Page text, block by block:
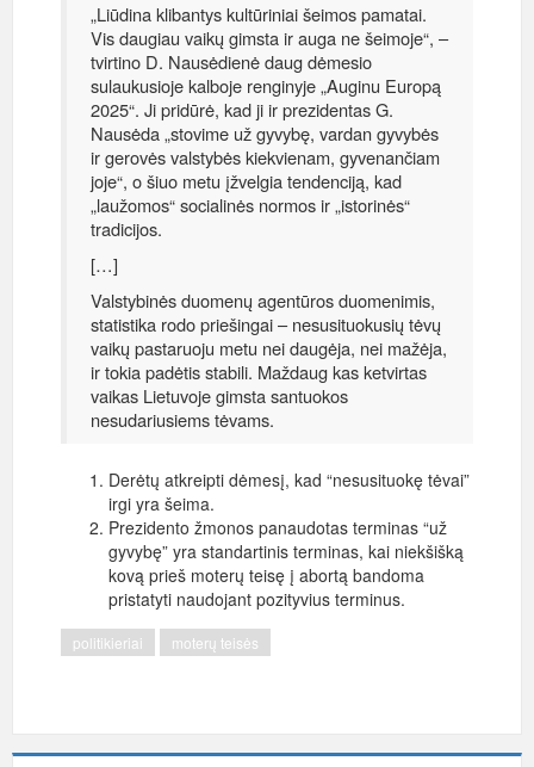
„Liūdina klibantys kultūriniai šeimos pamatai.
Vis daugiau vaikų gimsta ir auga ne šeimoje“, –
tvirtino D. Nausėdienė daug dėmesio
sulaukusioje kalboje renginyje „Auginu Europą
2025“. Ji pridūrė, kad ji ir prezidentas G.
Nausėda „stovime už gyvybę, vardan gyvybės
ir gerovės valstybės kiekvienam, gyvenančiam
joje“, o šiuo metu įžvelgia tendenciją, kad
„laužomos“ socialinės normos ir „istorinės“
tradicijos.
[…]
Valstybinės duomenų agentūros duomenimis,
statistika rodo priešingai – nesusituokusių tėvų
vaikų pastaruoju metu nei daugėja, nei mažėja,
ir tokia padėtis stabili. Maždaug kas ketvirtas
vaikas Lietuvoje gimsta santuokos
nesudariusiems tėvams.
Derėtų atkreipti dėmesį, kad “nesusituokę tėvai”
irgi yra šeima.
Prezidento žmonos panaudotas terminas “už
gyvybę” yra standartinis terminas, kai niekšišką
kovą prieš moterų teisę į abortą bandoma
pristatyti naudojant pozityvius terminus.
politikieriai moterų teisės